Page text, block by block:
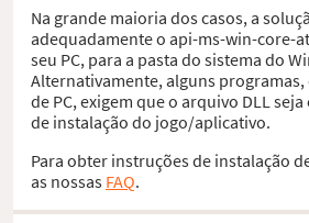
Na grande maioria dos casos, a
adequadamente o api-ms-win-core-
seu PC, para a pasta do sistema do
Alternativamente, alguns programas,
de PC, exigem que o arquivo DLL
de instalação do jogo/aplicativo.
Para obter instruções de instalação
as nossas FAQ.